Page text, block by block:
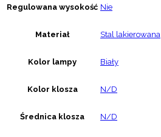
Regulowana wysokość Nie
Materiał Stal lakierowana
Kolor lampy Biały
Kolor klosza N/D
Średnica klosza N/D